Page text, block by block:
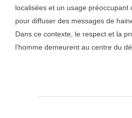
localisées et un usage préoccupant
pour diffuser des messages de
Dans ce contexte, le respect et la
l’homme demeurent au centre du